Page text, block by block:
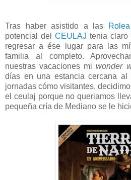
Tras haber asistido a las Rolea
potencial del CEULAJ tenia claro
regresar a ése lugar para las
familia al completo.
nuestras vacaciones miwonder
días en una estancia cercana
jornadas cómo visitantes,
el ceulaj porque no queriamos
pequeña cría de Mediano se le